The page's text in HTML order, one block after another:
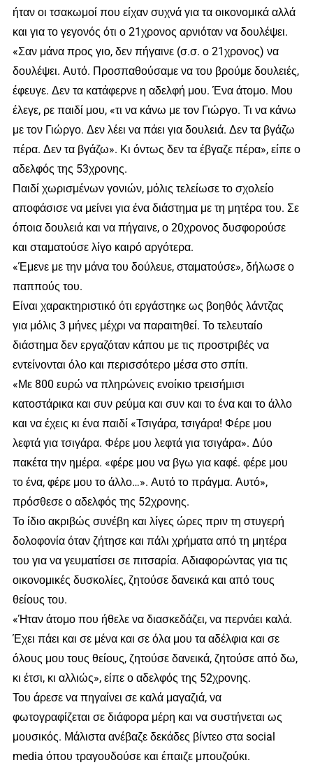
ήταν οι τσακωμοί που είχαν συχνά για τα οικονομικά αλλά
και για το γεγονός ότι ο 21χρονος αρνιόταν να δουλέψει.
«Σαν μάνα προς γιο, δεν πήγαινε (σ.σ. ο 21χρονος) να
δουλέψει. Αυτό. Προσπαθούσαμε να του βρούμε δουλειές,
έφευγε. Δεν τα κατάφερνε η αδελφή μου. Ένα άτομο. Μου
έλεγε, ρε παιδί μου, «τι να κάνω με τον Γιώργο. Τι να κάνω
με τον Γιώργο. Δεν λέει να πάει για δουλειά. Δεν τα βγάζω
πέρα. Δεν τα βγάζω». Κι όντως δεν τα έβγαζε πέρα», είπε ο
αδελφός της 53χρονης.
Παιδί χωρισμένων γονιών, μόλις τελείωσε το σχολείο
αποφάσισε να μείνει για ένα διάστημα με τη μητέρα του. Σε
όποια δουλειά και να πήγαινε, ο 20χρονος δυσφορούσε
και σταματούσε λίγο καιρό αργότερα.
«Έμενε με την μάνα του δούλευε, σταματούσε», δήλωσε ο
παππούς του.
Είναι χαρακτηριστικό ότι εργάστηκε ως βοηθός λάντζας
για μόλις 3 μήνες μέχρι να παραιτηθεί. Το τελευταίο
διάστημα δεν εργαζόταν κάπου με τις προστριβές να
εντείνονται όλο και περισσότερο μέσα στο σπίτι.
«Με 800 ευρώ να πληρώνεις ενοίκιο τρεισήμισι
κατοστάρικα και συν ρεύμα και συν και το ένα και το άλλο
και να έχεις κι ένα παιδί «Τσιγάρα, τσιγάρα! Φέρε μου
λεφτά για τσιγάρα. Φέρε μου λεφτά για τσιγάρα». Δύο
πακέτα την ημέρα. «φέρε μου να βγω για καφέ. φέρε μου
το ένα, φέρε μου το άλλο…». Αυτό το πράγμα. Αυτό»,
πρόσθεσε ο αδελφός της 52χρονης.
Το ίδιο ακριβώς συνέβη και λίγες ώρες πριν τη στυγερή
δολοφονία όταν ζήτησε και πάλι χρήματα από τη μητέρα
του για να γευματίσει σε πιτσαρία. Αδιαφορώντας για τις
οικονομικές δυσκολίες, ζητούσε δανεικά και από τους
θείους του.
«Ήταν άτομο που ήθελε να διασκεδάζει, να περνάει καλά.
Έχει πάει και σε μένα και σε όλα μου τα αδέλφια και σε
όλους μου τους θείους, ζητούσε δανεικά, ζητούσε από δω,
κι έτσι, κι αλλιώς», είπε ο αδελφός της 52χρονης.
Του άρεσε να πηγαίνει σε καλά μαγαζιά, να
φωτογραφίζεται σε διάφορα μέρη και να συστήνεται ως
μουσικός. Μάλιστα ανέβαζε δεκάδες βίντεο στα social
media όπου τραγουδούσε και έπαιζε μπουζούκι.